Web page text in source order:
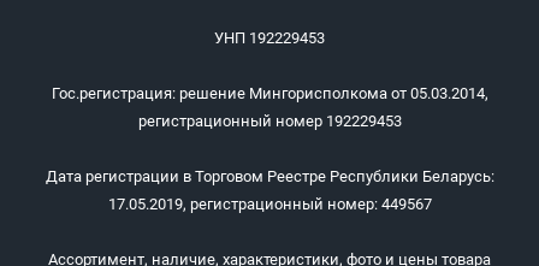
УНП 192229453
Гос.регистрация: решение Мингорисполкома от 05.03.2014,
регистрационный номер 192229453
Дата регистрации в Торговом Реестре Республики Беларусь:
17.05.2019, регистрационный номер: 449567
Ассортимент, наличие, характеристики, фото и цены товара